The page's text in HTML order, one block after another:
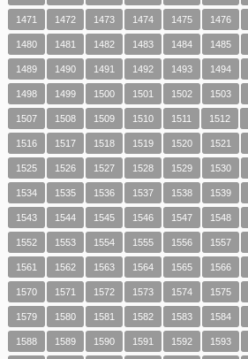
1471 1472 1473 1474 1475 1476
1480 1481 1482 1483 1484 1485
1489 1490 1491 1492 1493 1494
1498 1499 1500 1501 1502 1503
1507 1508 1509 1510 1511 1512
1516 1517 1518 1519 1520 1521
1525 1526 1527 1528 1529 1530
1534 1535 1536 1537 1538 1539
1543 1544 1545 1546 1547 1548
1552 1553 1554 1555 1556 1557
1561 1562 1563 1564 1565 1566
1570 1571 1572 1573 1574 1575
1579 1580 1581 1582 1583 1584
1588 1589 1590 1591 1592 1593